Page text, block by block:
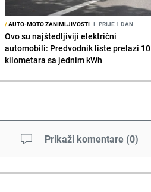
/AUTO-MOTO ZANIMLJIVOSTI I PRIJE 1 DAN
Ovo su najštedljiviji električni
automobili: Predvodnik liste prelazi 10
kilometara sa jednim kWh
Prikaži komentare (0)